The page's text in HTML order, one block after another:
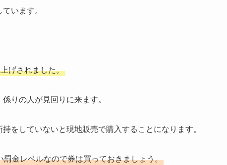
います。
げされました。
りの人が見回りに来ます。
をしていないと現地販売で購入することになります。
金レベルなので券は買っておきましょう。